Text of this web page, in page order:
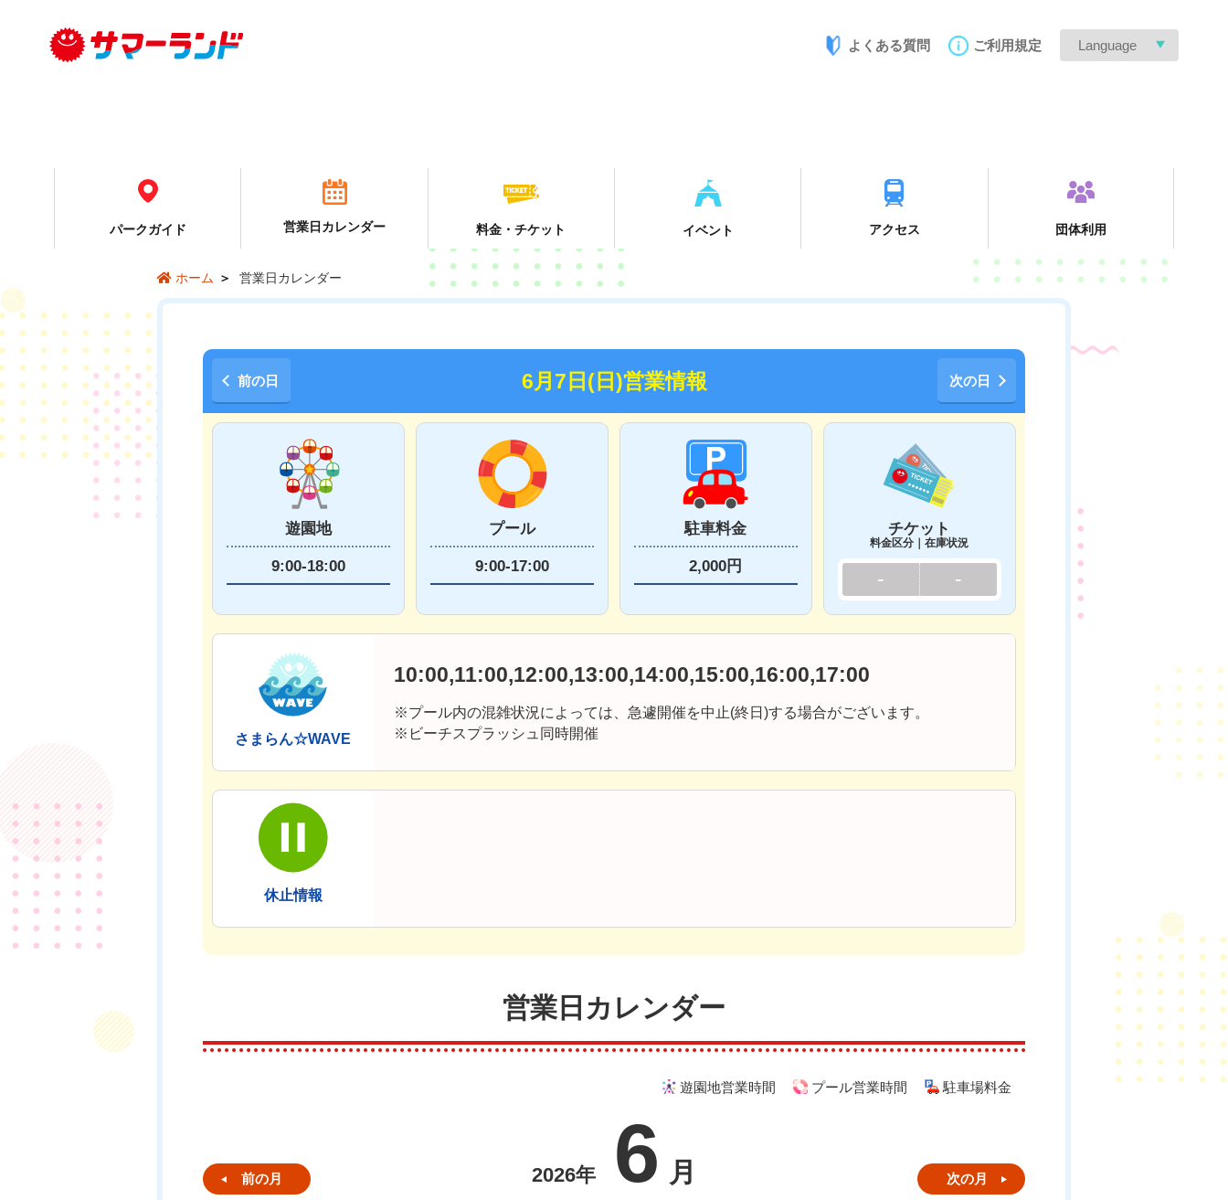
よくある質問 ご利用規定 Language
パークガイド 営業日カレンダー 料金・チケット イベント アクセス 団体利用
ホーム 営業日カレンダー
6月7日(日)営業情報
遊園地
9:00-18:00
プール
9:00-17:00
駐車料金
2,000円
チケット
料金区分｜在庫状況
- -
さまらん☆WAVE
10:00,11:00,12:00,13:00,14:00,15:00,16:00,17:00
※プール内の混雑状況によっては、急遽開催を中止(終日)する場合がございます。
※ビーチスプラッシュ同時開催
休止情報
営業日カレンダー
遊園地営業時間 プール営業時間 駐車場料金
前の月 2026年 6 月 次の月